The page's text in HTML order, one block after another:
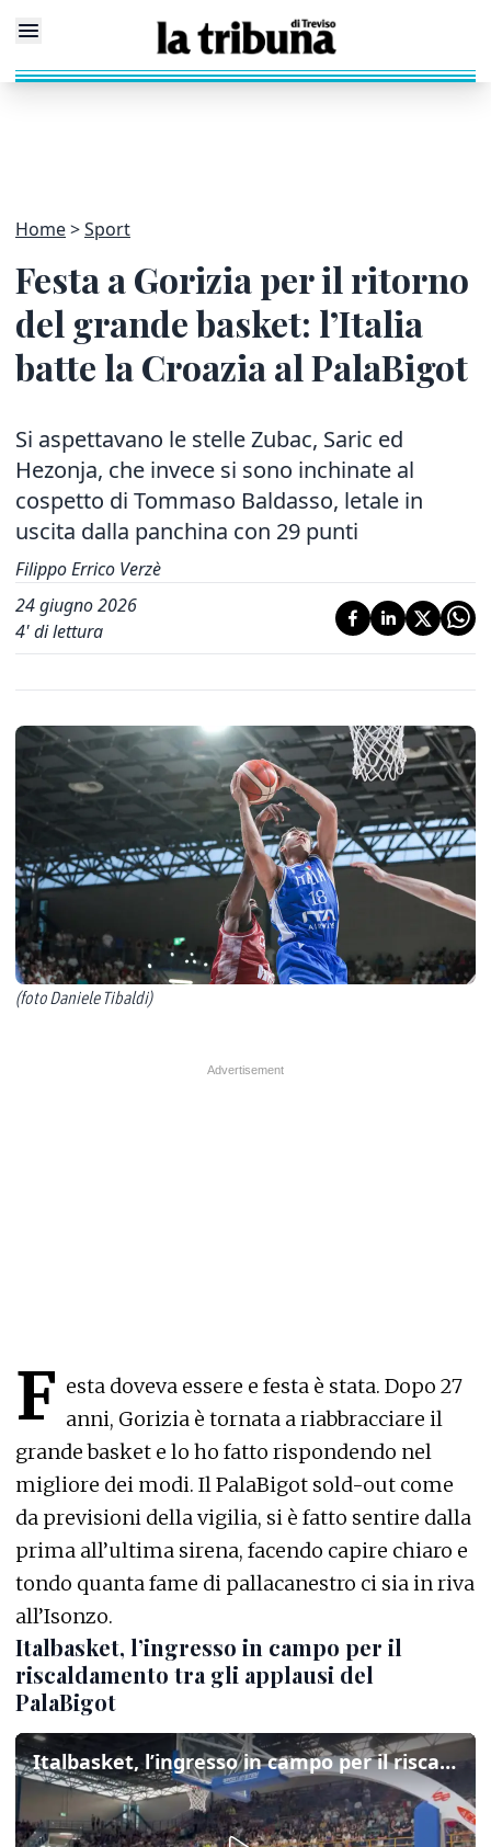
Home Sport
Festa a Gorizia per il ritorno
del grande basket: l’Italia
batte la Croazia al PalaBigot
Si aspettavano le stelle Zubac, Saric ed
Hezonja, che invece si sono inchinate al
cospetto di Tommaso Baldasso, letale in
uscita dalla panchina con 29 punti
Filippo Errico Verzè
24 giugno 2026
4' di lettura
(foto Daniele Tibaldi)
F esta doveva essere e festa è stata. Dopo 27
anni, Gorizia è tornata a riabbracciare il
grande basket e lo ho fatto rispondendo nel
migliore dei modi. Il PalaBigot sold-out come
da previsioni della vigilia, si è fatto sentire dalla
prima all’ultima sirena, facendo capire chiaro e
tondo quanta fame di pallacanestro ci sia in riva
all’Isonzo.
Italbasket, l’ingresso in campo per il
riscaldamento tra gli applausi del
PalaBigot
Italbasket, l’ingresso in campo per il riscaldamento tra gli applausi del PalaBigot